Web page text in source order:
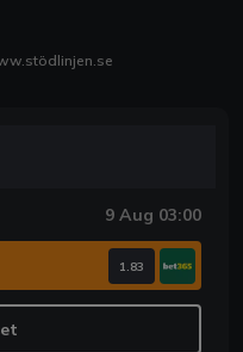
9 Aug 03:00
1.83